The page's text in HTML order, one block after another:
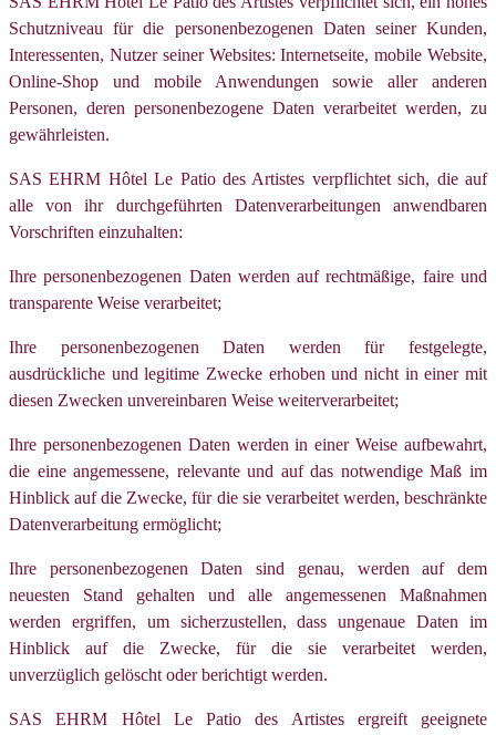
Schutzniveau für die personenbezogenen Daten seiner Kunden,
Interessenten, Nutzer seiner Websites: Internetseite, mobile Website,
Online-Shop und mobile Anwendungen sowie aller anderen
Personen, deren personenbezogene Daten verarbeitet werden, zu
gewährleisten.
SAS EHRM Hôtel Le Patio des Artistes verpflichtet sich, die auf
alle von ihr durchgeführten Datenverarbeitungen anwendbaren
Vorschriften einzuhalten:
Ihre personenbezogenen Daten werden auf rechtmäßige, faire und
transparente Weise verarbeitet;
Ihre personenbezogenen Daten werden für festgelegte,
ausdrückliche und legitime Zwecke erhoben und nicht in einer mit
diesen Zwecken unvereinbaren Weise weiterverarbeitet;
Ihre personenbezogenen Daten werden in einer Weise aufbewahrt,
die eine angemessene, relevante und auf das notwendige Maß im
Hinblick auf die Zwecke, für die sie verarbeitet werden, beschränkte
Datenverarbeitung ermöglicht;
Ihre personenbezogenen Daten sind genau, werden auf dem
neuesten Stand gehalten und alle angemessenen Maßnahmen
werden ergriffen, um sicherzustellen, dass ungenaue Daten im
Hinblick auf die Zwecke, für die sie verarbeitet werden,
unverzüglich gelöscht oder berichtigt werden.
SAS EHRM Hôtel Le Patio des Artistes ergreift geeignete